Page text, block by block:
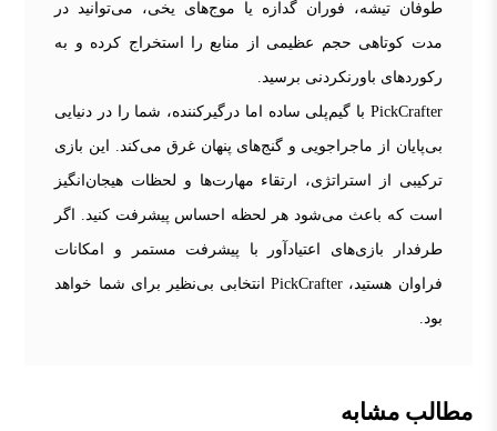
طوفان تیشه، فوران گدازه یا موج‌های یخی، می‌توانید در
مدت کوتاهی حجم عظیمی از منابع را استخراج کرده و به
رکوردهای باورنکردنی برسید.
PickCrafter با گیم‌پلی ساده اما درگیرکننده، شما را در دنیایی
بی‌پایان از ماجراجویی و گنج‌های پنهان غرق می‌کند. این بازی
ترکیبی از استراتژی، ارتقاء مهارت‌ها و لحظات هیجان‌انگیز
است که باعث می‌شود هر لحظه احساس پیشرفت کنید. اگر
طرفدار بازی‌های اعتیادآور با پیشرفت مستمر و امکانات
فراوان هستید، PickCrafter انتخابی بی‌نظیر برای شما خواهد
بود.
مطالب مشابه